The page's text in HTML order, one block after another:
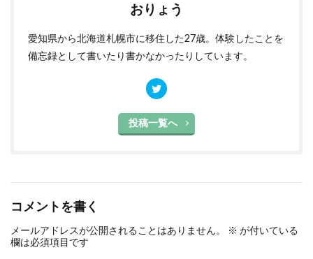
おりょう
愛知県から北海道札幌市に移住した27歳。体験したことを
備忘録として書いたり書かなかったりしています。
投稿一覧へ
コメントを書く
メールアドレスが公開されることはありません。 ※ が付いている
欄は必須項目です